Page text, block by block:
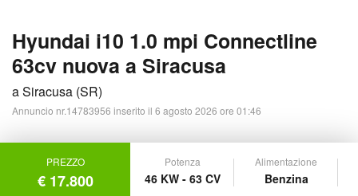
Hyundai i10 1.0 mpi Connectline
63cv nuova a Siracusa
a Siracusa (SR)
Annuncio nr.14783956 inserito il 6 agosto 2026 ore 01:46
PREZZO
€ 17.800
Potenza
46 KW - 63 CV
Alimentazione
Benzina